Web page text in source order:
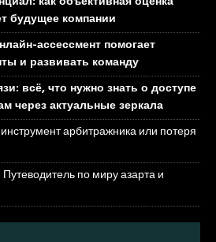
будущее компании
ассессмент помогает
и развивать команду
всё, что нужно знать о доступе
через актуальные зеркала
арбитражника или потеря
по миру азарта и